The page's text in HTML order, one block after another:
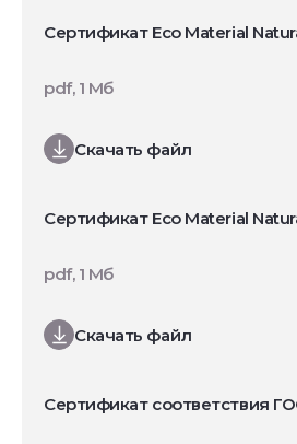
Сертификат Eco Material
Скачать файл
pdf, 1 Мб
Сертификат Eco Material
Скачать файл
pdf, 1 Мб
Сертификат соответствия